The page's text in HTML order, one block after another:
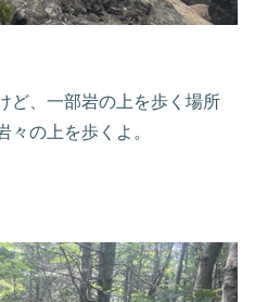
、一部岩の上を歩く場所
々の上を歩くよ。